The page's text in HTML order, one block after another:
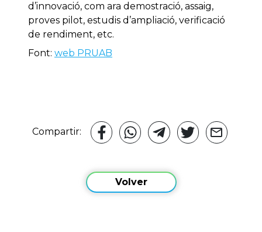
d’innovació, com ara demostració, assaig,
proves pilot, estudis d’ampliació, verificació
de rendiment, etc.
Font: web PRUAB
Compartir:
Volver